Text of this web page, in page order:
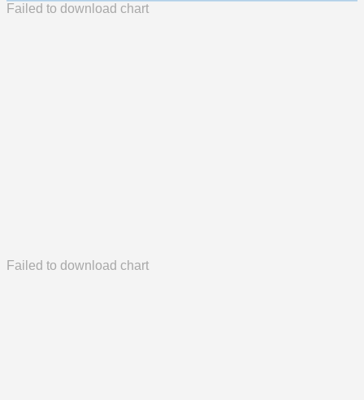
Failed to download chart
Failed to download chart